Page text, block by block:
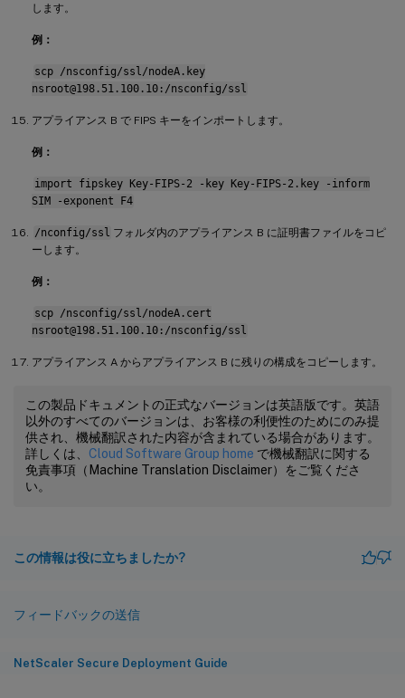
します。
例：
scp /nsconfig/ssl/nodeA.key
nsroot@198.51.100.10:/nsconfig/ssl
アプライアンス B で FIPS キーをインポートします。
例：
import fipskey Key-FIPS-2 -key Key-FIPS-2.key -inform
SIM -exponent F4
/nconfig/ssl フォルダ内のアプライアンス B に証明書ファイルをコピ
ーします。
例：
scp /nsconfig/ssl/nodeA.cert
nsroot@198.51.100.10:/nsconfig/ssl
アプライアンス A からアプライアンス B に残りの構成をコピーします。
この製品ドキュメントの正式なバージョンは英語版です。英語
以外のすべてのバージョンは、お客様の利便性のためにのみ提
供され、機械翻訳された内容が含まれている場合があります。
詳しくは、 Cloud Software Group home で機械翻訳に関する
免責事項（Machine Translation Disclaimer）をご覧くださ
い。
この情報は役に立ちましたか?
フィードバックの送信
NetScaler Secure Deployment Guide